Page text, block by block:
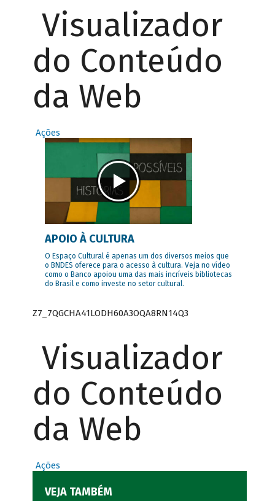
Visualizador
do Conteúdo
da Web
Ações
APOIO À CULTURA
O Espaço Cultural é apenas um dos diversos meios que
o BNDES oferece para o acesso à cultura. Veja no vídeo
como o Banco apoiou uma das mais incríveis bibliotecas
do Brasil e como investe no setor cultural.
Z7_7QGCHA41LODH60A3OQA8RN14Q3
Visualizador
do Conteúdo
da Web
Ações
VEJA TAMBÉM